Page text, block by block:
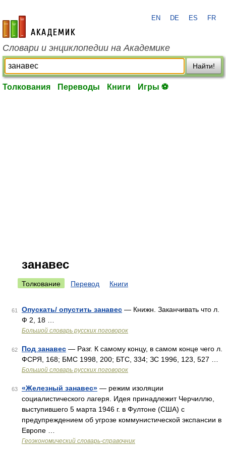
academic.ru
EN DE ES FR
Словари и энциклопедии на Академике
Найти!
Толкования Переводы Книги Игры ⚽
занавес
Толкование Перевод Книги
61 Опускать/ опустить занавес — Книжн. Заканчивать что л.
Ф 2, 18 …
Большой словарь русских поговорок
62 Под занавес — Разг. К самому концу, в самом конце чего л.
ФСРЯ, 168; БМС 1998, 200; БТС, 334; ЗС 1996, 123, 527 …
Большой словарь русских поговорок
63 «Железный занавес» — режим изоляции
социалистического лагеря. Идея принадлежит Черчиллю,
выступившего 5 марта 1946 г. в Фултоне (США) с
предупреждением об угрозе коммунистической экспансии в
Европе …
Геоэкономический словарь-справочник